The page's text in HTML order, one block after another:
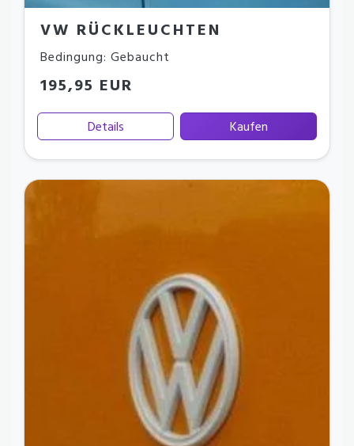
VW RÜCKLEUCHTEN
Bedingung: Gebaucht
195,95 EUR
Details Kaufen